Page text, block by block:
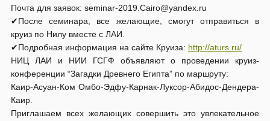
Почта для заявок: seminar-2019.Cairo@yandex.ru
✔После семинара, все желающие, смогут отправиться в
круиз по Нилу вместе с ЛАИ.
✔Подробная информация на сайте Круиза: http://aturs.ru/
НИЦ ЛАИ и НИИ ГСГФ объявляют о проведении круиз-
конференции “Загадки Древнего Египта” по маршруту:
Каир-Асуан-Ком Омбо-Эдфу-Карнак-Луксор-Абидос-Дендера-
Каир.
Приглашаем всех желающих совершить это увлекательное